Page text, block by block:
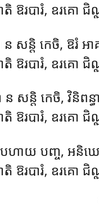
ឱរបារំ, ឧរគោ ជិ
សន្តិ កេចិ, ឱរំ អ
ឱរបារំ, ឧរគោ ជិ
សន្តិ កេចិ, វិនិពន្
ឱរបារំ, ឧរគោ ជិ
ហាយ បញ្ច, អនិ
ឱរបារំ, ឧរគោ ជិ